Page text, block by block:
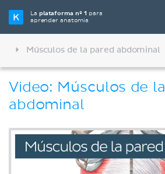
Laplataforma nº 1 para
aprender anatomía
Músculos de la pared abdominal
Video: Músculos de
abdominal